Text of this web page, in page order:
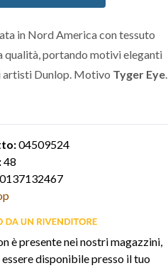
in Nord America con tessuto
qualità, portando motivi eleganti
Dunlop. Motivo Tyger Eye.
04509524
48
è presente nei nostri magazzini,
disponibile presso il tuo